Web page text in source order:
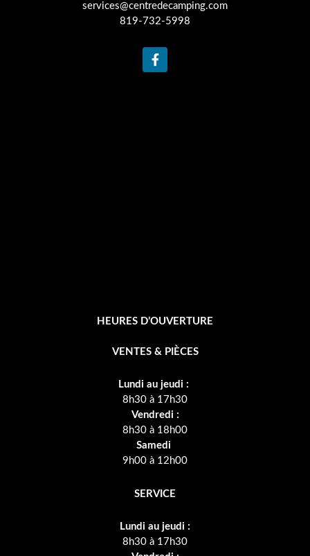
services@centredecamping.com
819-732-5998
F
HEURES D’OUVERTURE
VENTES & PIÈCES
Lundi au jeudi :
8h30 à 17h30
Vendredi :
8h30 à 18h00
Samedi
9h00 à 12h00
SERVICE
Lundi au jeudi :
8h30 à 17h30